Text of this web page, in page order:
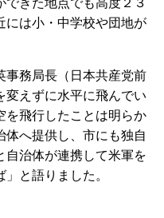
には小・中学校や団地が
務局長（日本共産党前
変えずに水平に飛んでい
を飛行したことは明らか
体へ提供し、市にも独自
自治体が連携して米軍を
と語りました。